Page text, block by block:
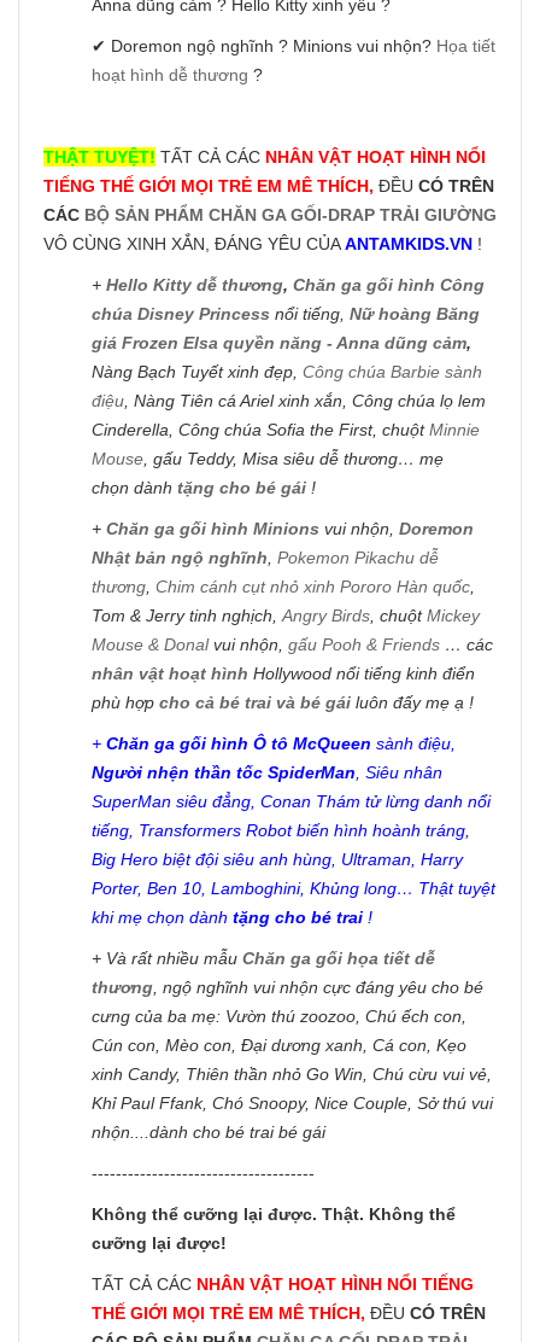
Anna dũng cảm ? Hello Kitty xinh yêu ?
✔ Doremon ngộ nghĩnh ? Minions vui nhộn? Họa tiết
hoạt hình dễ thương ?
THẬT TUYỆT! TẤT CẢ CÁC NHÂN VẬT HOẠT HÌNH NỔI
TIẾNG THẾ GIỚI MỌI TRẺ EM MÊ THÍCH, ĐỀU CÓ TRÊN
CÁC BỘ SẢN PHẨM CHĂN GA GỐI-DRAP TRẢI GIƯỜNG
VÔ CÙNG XINH XẮN, ĐÁNG YÊU CỦAANTAMKIDS.VN !
+ Hello Kitty dễ thương, Chăn ga gối hình Công
chúa Disney Princess nổi tiếng, Nữ hoàng Băng
giá Frozen Elsa quyền năng - Anna dũng cảm,
Nàng Bạch Tuyết xinh đẹp, Công chúa Barbie sành
điệu , Nàng Tiên cá Ariel xinh xắn, Công chúa lọ lem
Cinderella, Công chúa Sofia the First, chuộtMinnie
Mouse , gấu Teddy, Misa siêu dễ thương… mẹ
chọn dành tặng cho bé gái !
+ Chăn ga gối hình Minions vui nhộn, Doremon
Nhật bản ngộ nghĩnh Pokemon Pikachu dễ
thương Chim cánh cụt nhỏ xinh Pororo Hàn quốc
Tom & Jerry tinh nghịch, Angry Birds , chuộtMickey
Mouse & Donalvui nhộn, gấu Pooh & Friends … các
nhân vật hoạt hình Hollywood nổi tiếng kinh điển
phù hợp cho cả bé trai và bé gái luôn đấy mẹ ạ !
+ Chăn ga gối hình Ô tô McQueen sành điệu,
Người nhện thần tốc SpiderMan , Siêu nhân
SuperMan siêu đẳng, Conan Thám tử lừng danh nổi
tiếng, Transformers Robot biến hình hoành tráng,
Big Hero biệt đội siêu anh hùng, Ultraman, Harry
Porter, Ben 10, Lamboghini, Khủng long… Thật tuyệt
khi mẹ chọn dành tặng cho bé trai !
+ Và rất nhiều mẫu Chăn ga gối họa tiết dễ
thương , ngộ nghĩnh vui nhộn cực đáng yêu cho bé
cưng của ba mẹ: Vườn thú zoozoo, Chú ếch con,
Cún con, Mèo con, Đại dương xanh, Cá con, Kẹo
xinh Candy, Thiên thần nhỏ Go Win, Chú cừu vui vẻ,
Khỉ Paul Ffank, Chó Snoopy, Nice Couple, Sở thú vui
nhộn....dành cho bé trai bé gái
-------------------------------------
Không thể cưỡng lại được. Thật. Không thể
cưỡng lại được!
TẤT CẢ CÁC NHÂN VẬT HOẠT HÌNH NỔI TIẾNG
THẾ GIỚI MỌI TRẺ EM MÊ THÍCH, ĐỀU CÓ TRÊN